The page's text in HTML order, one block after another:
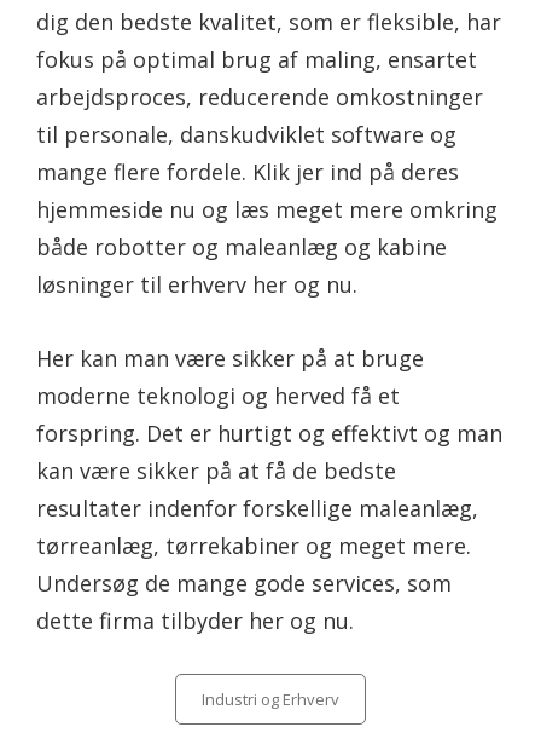
dig den bedste kvalitet, som er fleksible, har
fokus på optimal brug af maling, ensartet
arbejdsproces, reducerende omkostninger
til personale, danskudviklet software og
mange flere fordele. Klik jer ind på deres
hjemmeside nu og læs meget mere omkring
både robotter og maleanlæg og kabine
løsninger til erhverv her og nu.
Her kan man være sikker på at bruge
moderne teknologi og herved få et
forspring. Det er hurtigt og effektivt og man
kan være sikker på at få de bedste
resultater indenfor forskellige maleanlæg,
tørreanlæg, tørrekabiner og meget mere.
Undersøg de mange gode services, som
dette firma tilbyder her og nu.
Categories
Industri og Erhverv